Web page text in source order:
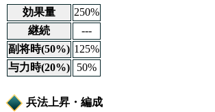
効果量
250%
継続
---
副将時(50%) 125%
与力時(20%)
50%
兵法上昇・編成